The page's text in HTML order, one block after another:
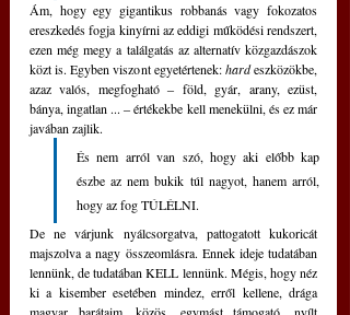
Ám, hogy egy gigantikus robbanás vagy fokozatos
ereszkedés fogja kinyírni az eddigi működési rendszert,
ezen még megy a találgatás az alternatív közgazdászok
közt is. Egyben viszont egyetértenek: hard eszközökbe,
azaz valós, megfogható ‒ föld, gyár, arany, ezüst,
bánya, ingatlan ... ‒ értékekbe kell menekülni, és ez már
javában zajlik.
És nem arról van szó, hogy aki előbb kap
észbe az nem bukik túl nagyot, hanem arról,
hogy az fog TÚLÉLNI.
De ne várjunk nyálcsorgatva, pattogatott kukoricát
majszolva a nagy összeomlásra. Ennek ideje tudatában
lennünk, de tudatában KELL lennünk. Mégis, hogy néz
ki a kisember esetében mindez, erről kellene, drága